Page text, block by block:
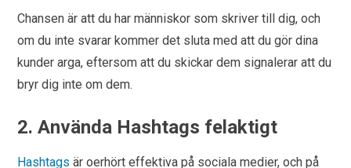
Chansen är att du har människor som skriver till dig, och
om du inte svarar kommer det sluta med att du gör dina
kunder arga, eftersom att du skickar dem signalerar att du
bryr dig inte om dem.
2. Använda Hashtags felaktigt
Hashtags är oerhört effektiva på sociala medier, och på